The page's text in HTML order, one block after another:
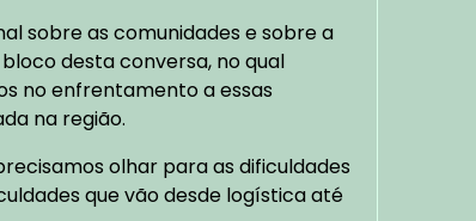
sobre as comunidades e sobre a
desta conversa, no qual
no enfrentamento a essas
na região.
olhar para as dificuldades
que vão desde logística até